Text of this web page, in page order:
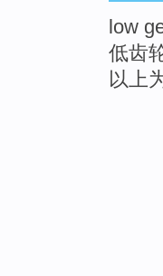
low
低齿
以上